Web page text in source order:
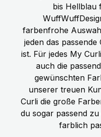
bis Hellblau
farbenfrohe
jeden das
ist. Für jedes My
auch die
gewünschten
unserer treuen
Curli die große
du sogar passend
farblich